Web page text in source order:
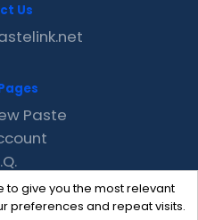
to give you the most relevant
preferences and repeat visits.
Us
Paste